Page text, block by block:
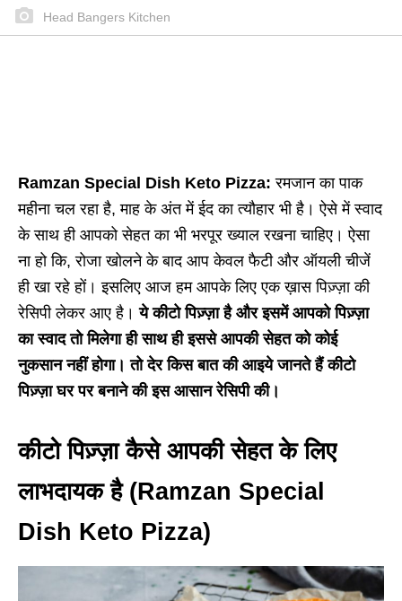
Head Bangers Kitchen
Ramzan Special Dish Keto Pizza:रमजान का पाक
महीना चल रहा है, माह के अंत में ईद का त्यौहार भी है। ऐसे में स्वाद
के साथ ही आपको सेहत का भी भरपूर ख्याल रखना चाहिए। ऐसा
ना हो कि, रोजा खोलने के बाद आप केवल फैटी और ऑयली चीजें
ही खा रहे हों। इसलिए आज हम आपके लिए एक ख़ास पिज़्ज़ा की
रेसिपी लेकर आए है।ये कीटो पिज़्ज़ा है और इसमें आपको पिज़्ज़ा
का स्वाद तो मिलेगा ही साथ ही इससे आपकी सेहत को कोई
नुकसान नहीं होगा। तो देर किस बात की आइये जानते हैं कीटो
पिज़्ज़ा घर पर बनाने की इस आसान रेसिपी की।
कीटो पिज़्ज़ा कैसे आपकी सेहत के लिए
लाभदायक है (Ramzan Special
Dish Keto Pizza)